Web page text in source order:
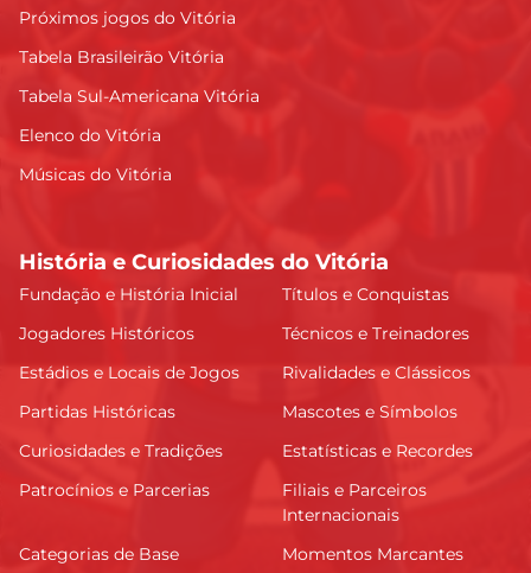
Próximos jogos do Vitória
Tabela Brasileirão Vitória
Tabela Sul-Americana Vitória
Elenco do Vitória
Músicas do Vitória
História e Curiosidades do Vitória
Fundação e História Inicial
Títulos e Conquistas
Jogadores Históricos
Técnicos e Treinadores
Estádios e Locais de Jogos
Rivalidades e Clássicos
Partidas Históricas
Mascotes e Símbolos
Curiosidades e Tradições
Estatísticas e Recordes
Patrocínios e Parcerias
Filiais e Parceiros
Internacionais
Categorias de Base
Momentos Marcantes